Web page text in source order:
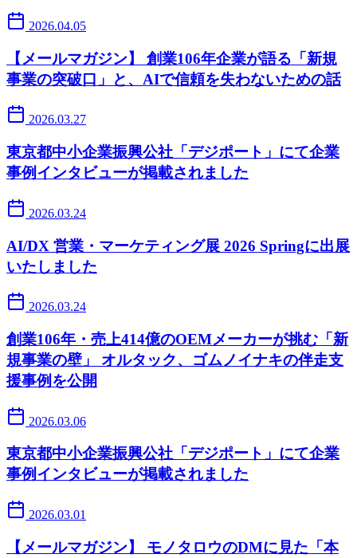
2026.04.05
【メールマガジン】 創業106年企業が語る「新規
事業の突破口」と、AIで信頼を失わないための話
2026.03.27
東京都中小企業振興公社「デジポート」にて企業
事例インタビューが掲載されました
2026.03.24
AI/DX 営業・マーケティング展 2026 Springに出展
いたしました
2026.03.24
創業106年・売上414億のOEMメーカーが挑む「新
規事業の壁」 オルタック、ゴムノイナキの伴走支
援事例を公開
2026.03.06
東京都中小企業振興公社「デジポート」にて企業
事例インタビューが掲載されました
2026.03.01
【メールマガジン】 モノタロウのDMに見た「本